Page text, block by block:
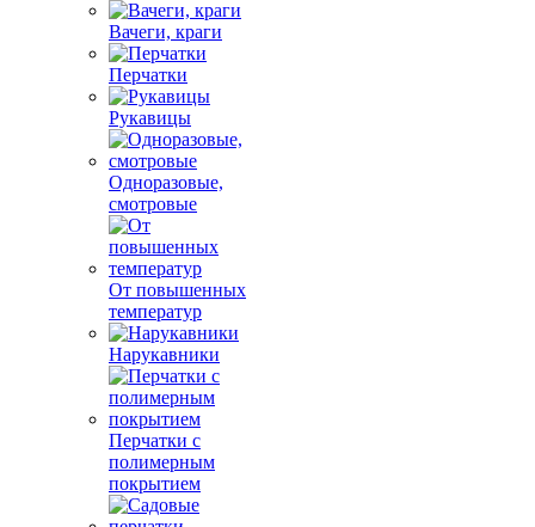
Вачеги, краги
Перчатки
Рукавицы
Одноразовые,
смотровые
От повышенных
температур
Нарукавники
Перчатки с
полимерным
покрытием